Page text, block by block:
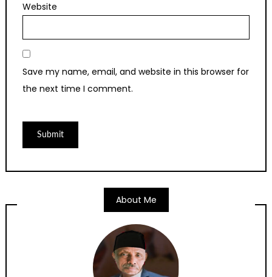
Website
Save my name, email, and website in this browser for
the next time I comment.
About Me